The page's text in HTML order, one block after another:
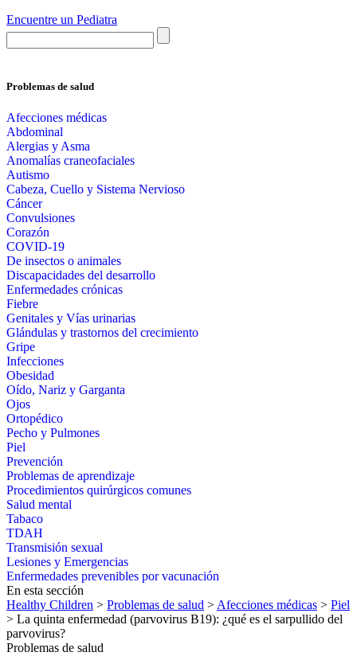
Encuentre un Pediatra
Problemas de salud
Afecciones médicas
Abdominal
Alergias y Asma
Anomalías craneofaciales
Autismo
Cabeza, Cuello y Sistema Nervioso
Cáncer
Convulsiones
Corazón
COVID-19
De insectos o animales
Discapacidades del desarrollo
Enfermedades crónicas
Fiebre
Genitales y Vías urinarias
Glándulas y trastornos del crecimiento
Gripe
Infecciones
Obesidad
Oído, Nariz y Garganta
Ojos
Ortopédico
Pecho y Pulmones
Piel
Prevención
Problemas de aprendizaje
Procedimientos quirúrgicos comunes
Salud mental
Tabaco
TDAH
Transmisión sexual
Lesiones y Emergencias
Enfermedades prevenibles por vacunación
En esta sección
Healthy Children > Problemas de salud > Afecciones médicas > Piel
> La quinta enfermedad (parvovirus B19): ¿qué es el sarpullido del
parvovirus?
Problemas de salud